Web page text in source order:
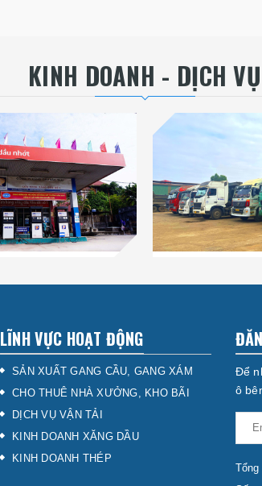
KINH DOANH - DỊCH VỤ
LĨNH VỰC HOẠT ĐỘNG
SẢN XUẤT GANG CẦU, GANG XÁM
CHO THUÊ NHÀ XƯỞNG, KHO BÃI
DỊCH VỤ VẬN TẢI
KINH DOANH XĂNG DẦU
KINH DOANH THÉP
Để
ô